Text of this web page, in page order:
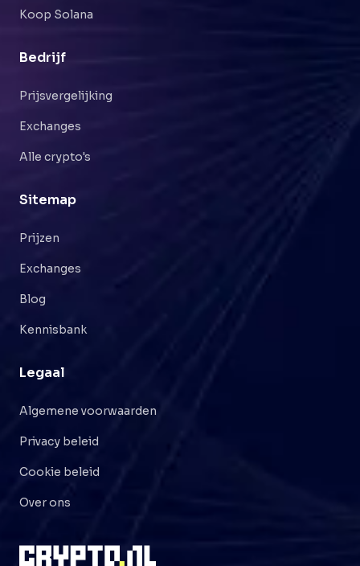
Koop Solana
Bedrijf
Prijsvergelijking
Exchanges
Alle crypto's
Sitemap
Prijzen
Exchanges
Blog
Kennisbank
Legaal
Algemene voorwaarden
Privacy beleid
Cookie beleid
Over ons